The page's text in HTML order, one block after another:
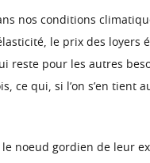
nos conditions
le prix des
reste pour les autres
ce qui, si l’on s’en
noeud gordien de leur